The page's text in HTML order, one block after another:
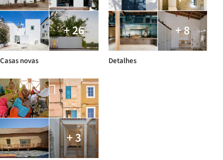
+ 26
Casas novas
+ 8
Detalhes
+ 3